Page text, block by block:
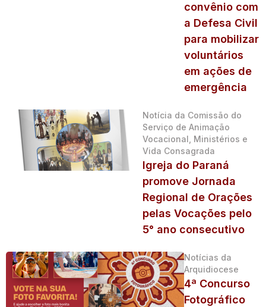
convênio com
a Defesa Civil
para mobilizar
voluntários
em ações de
emergência
Notícia da Comissão do
Serviço de Animação
Vocacional, Ministérios e
Vida Consagrada
Igreja do Paraná
promove Jornada
Regional de Orações
pelas Vocações pelo
5° ano consecutivo
Notícias da
Arquidiocese
4ª Concurso
Fotográfico